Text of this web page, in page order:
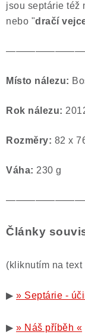
jsou septárie též
nebo "dračí
Místo nálezu:
Rok nálezu:
Rozměry: 82 x
Váha: 230 g
Články
(kliknutím na
▶ » Septárie -
▶ » Náš příběh «